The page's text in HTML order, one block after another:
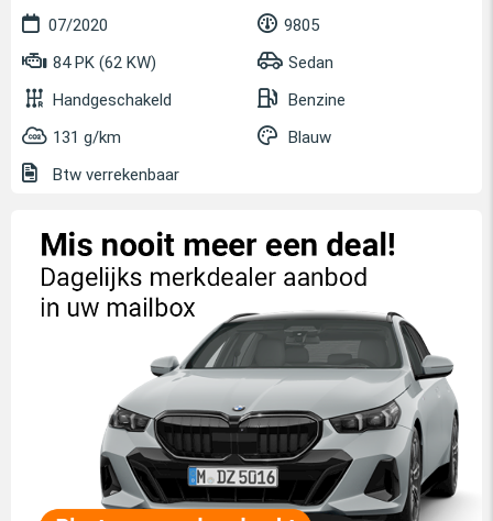
07/2020
9805
84 PK (62 KW)
Sedan
Handgeschakeld
Benzine
131 g/km
Blauw
Btw verrekenbaar